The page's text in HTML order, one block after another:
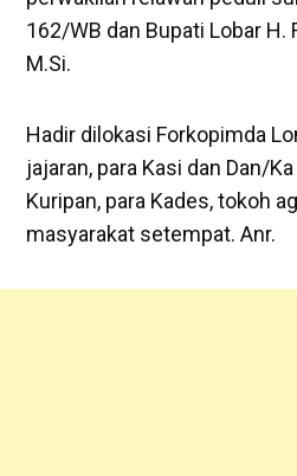
162/WB dan Bupati Lobar H.
M.Si.
Hadir dilokasi Forkopimda
jajaran, para Kasi dan Dan/
Kuripan, para Kades, tokoh
masyarakat setempat. Anr.